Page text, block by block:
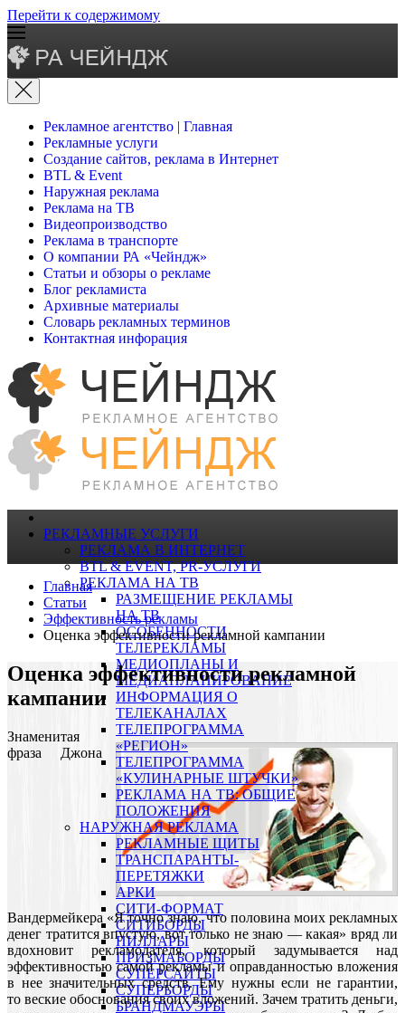
Перейти к содержимому
Рекламное агентство | Главная
Рекламные услуги
Создание сайтов, реклама в Интернет
BTL & Event
Наружная реклама
Реклама на ТВ
Видеопроизводство
Реклама в транспорте
О компании РА «Чейндж»
Статьи и обзоры о рекламе
Блог рекламиста
Архивные материалы
Словарь рекламных терминов
Контактная инфорация
РЕКЛАМНЫЕ УСЛУГИ
РЕКЛАМА В ИНТЕРНЕТ
BTL & EVENT, PR-УСЛУГИ
РЕКЛАМА НА ТВ
РАЗМЕЩЕНИЕ РЕКЛАМЫ
НА ТВ
ОСОБЕННОСТИ
ТЕЛЕРЕКЛАМЫ
МЕДИОПЛАНЫ И
МЕДИАПЛАНИРОВАНИЕ
ИНФОРМАЦИЯ О
ТЕЛЕКАНАЛАХ
ТЕЛЕПРОГРАММА
«РЕГИОН»
ТЕЛЕПРОГРАММА
«КУЛИНАРНЫЕ ШТУЧКИ»
РЕКЛАМА НА ТВ: ОБЩИЕ
ПОЛОЖЕНИЯ
НАРУЖНАЯ РЕКЛАМА
РЕКЛАМНЫЕ ЩИТЫ
ТРАНСПАРАНТЫ-
ПЕРЕТЯЖКИ
АРКИ
СИТИ-ФОРМАТ
СИТИБОРДЫ
ПИЛЛАРЫ
ПРИЗМАБОРДЫ
СУПЕРСАЙТЫ
СУПЕРБОРДЫ
БРАНДМАУЭРЫ
Главная
Статьи
Эффективность рекламы
Оценка эффективности рекламной кампании
Оценка эффективности рекламной
кампании
Знаменитая
фраза Джона
Вандермейкeра «Я точно знаю, что половина моих рекламных
денег тратится впустую, вот только не знаю — какая» вряд ли
вдохновит рекламодателя, который задумывается над
эффективностью самой рекламы и оправданностью вложения
в нее значительных средств. Ему нужны если не гарантии,
то веские обоснования своих вложений. Зачем тратить деньги,